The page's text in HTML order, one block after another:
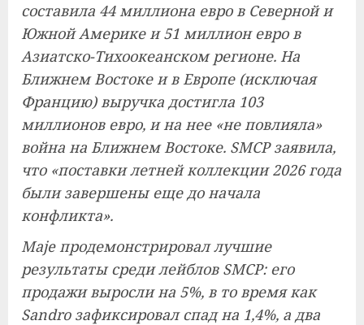
составила 44 миллиона евро в Северной и
Южной Америке и 51 миллион евро в
Азиатско-Тихоокеанском регионе. На
Ближнем Востоке и в Европе (исключая
Францию) выручка достигла 103
миллионов евро, и на нее «не повлияла»
война на Ближнем Востоке. SMCP заявила,
что «поставки летней коллекции 2026 года
были завершены еще до начала
конфликта».
Maje продемонстрировал лучшие
результаты среди лейблов SMCP: его
продажи выросли на 5%, в то время как
Sandro зафиксировал спад на 1,4%, а два